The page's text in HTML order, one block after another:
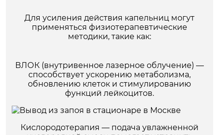
Для усиления действия капельниц могут
применяться физиотерапевтические
методики, такие как:
ВЛОК (внутривенное лазерное облучение) —
способствует ускорению метаболизма,
обновлению клеток и стимулированию
функций лейкоцитов.
Кислородотерапия — подача увлажненной